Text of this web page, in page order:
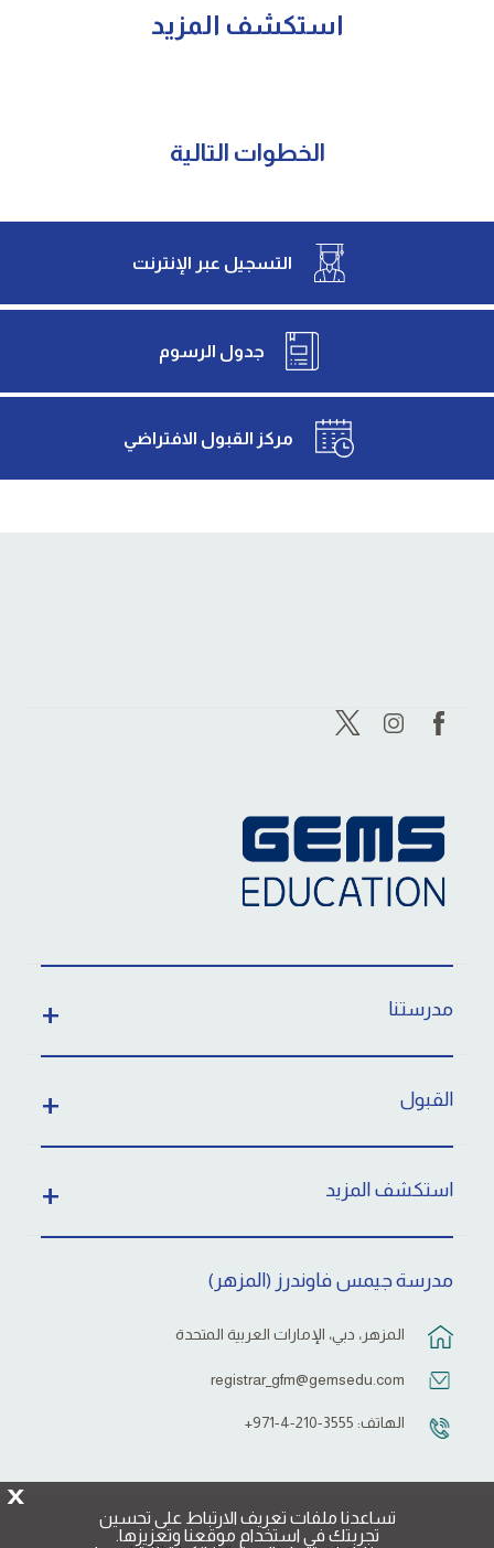
استكشف المزيد
الخطوات التالية
التسجيل عبر الإنترنت
جدول الرسوم
مركز القبول الافتراضي
مدرستنا
القبول
استكشف المزيد
مدرسة جيمس فاوندرز (المزهر)
المزهر، دبي، الإمارات العربية المتحدة
registrar_gfm@gemsedu.com
الهاتف: 3555-210-4-971+
X
تساعدنا ملفات تعريف الارتباط على تحسين
تجربتك في استخدام موقعنا وتعزيزها.